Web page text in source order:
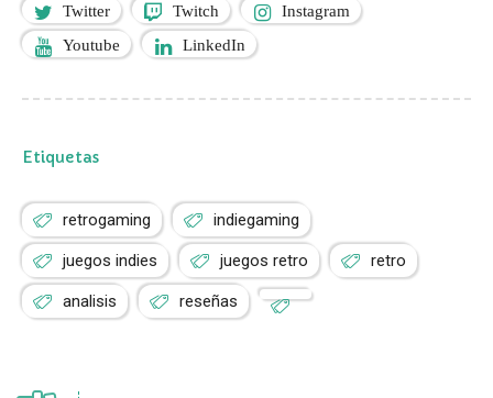
Twitter Twitch Instagram
Youtube LinkedIn
Etiquetas
retrogaming indiegaming
juegos indies juegos retro retro
analisis reseñas